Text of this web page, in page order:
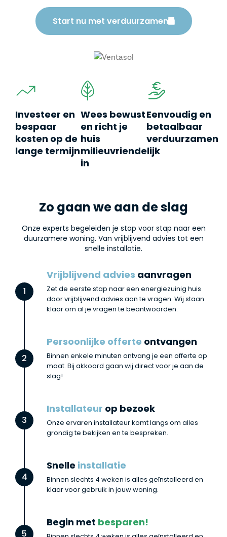
Start nu met verduurzamen
Investeer en
bespaar
kosten op de
lange termijn
Wees bewust
en richt je
huis
milieuvriendelijk
in
Eenvoudig en
betaalbaar
verduurzamen
Zo gaan we aan de slag
Onze experts begeleiden je stap voor stap naar een
duurzamere woning. Van vrijblijvend advies tot een
snelle installatie.
Vrijblijvend advies aanvragen
Zet de eerste stap naar een energiezuinig huis
door vrijblijvend advies aan te vragen. Wij staan
klaar om al je vragen te beantwoorden.
1
Persoonlijke offerte ontvangen
Binnen enkele minuten ontvang je een offerte op
maat. Bij akkoord gaan wij direct voor je aan de
slag!
2
Installateur op bezoek
Onze ervaren installateur komt langs om alles
grondig te bekijken en te bespreken.
3
Snelle installatie
Binnen slechts 4 weken is alles geïnstalleerd en
klaar voor gebruik in jouw woning.
4
Begin met besparen!
5